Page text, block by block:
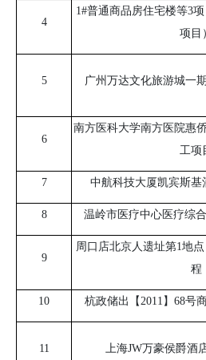
4
1#普通商品房住宅楼等3
项目）
5 广州万达文化旅游城一
6
南方医科大学南方医院惠
工项
7 中航科技大厦凯宾斯基
8 温岭市医疗中心医疗综
9
周口店北京人遗址第1地
程
10 杭政储出【2011 】 68号
11 上海JW万豪侯爵酒